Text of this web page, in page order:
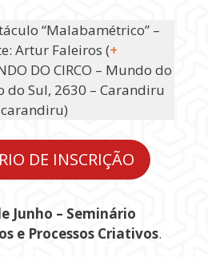
“Malabamétrico” –
Artur Faleiros (+
DO CIRCO – Mundo do
do Sul, 2630 – Carandiru
DE INSCRIÇÃO
Junho – Seminário
e Processos Criativos.